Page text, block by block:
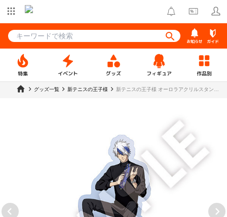
お知らせ ガイド
特集 イベント グッズ フィギュア 作品別
グッズ一覧 新テニスの王子様
新テニスの王子様 オーロラアクリルスタンド